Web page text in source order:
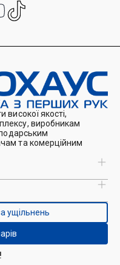
високої якості,
виробникам
та комерційним
ущільнень